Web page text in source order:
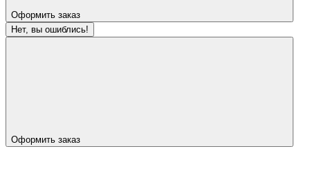
Оформить заказ
Нет, вы ошиблись!
Оформить заказ